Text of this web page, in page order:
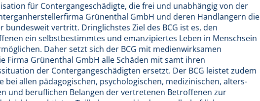
für Contergangeschädigte, die frei und unabhängig von der
Grünenthal GmbH und deren Handlangern die
vertritt. Dringlichstes Ziel des BCG ist es, den
ein selbstbestimmtes und emanzipiertes Leben in Menschsein
Daher setzt sich der BCG mit medienwirksamen
Firma Grünenthal GmbH alle Schäden mit samt ihren
der Contergangeschädigten ersetzt. Der BCG leistet zudem
bei allen pädagogischen, psychologischen, medizinischen, alters-
und beruflichen Belangen der vertretenen Betroffenen zur